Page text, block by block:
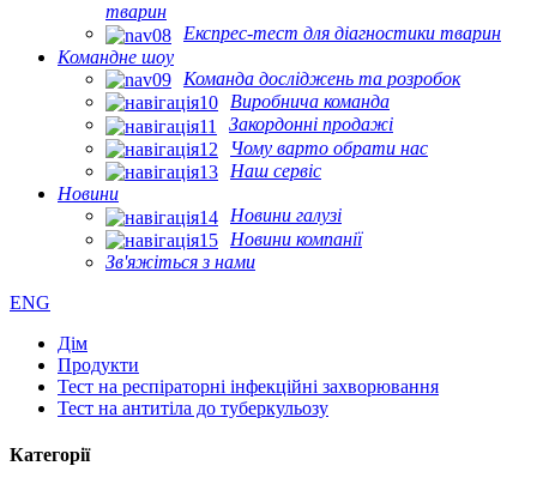
тварин
Експрес-тест для діагностики тварин
Командне шоу
Команда досліджень та розробок
Виробнича команда
Закордонні продажі
Чому варто обрати нас
Наш сервіс
Новини
Новини галузі
Новини компанії
Зв'яжіться з нами
ENG
Дім
Продукти
Тест на респіраторні інфекційні захворювання
Тест на антитіла до туберкульозу
Категорії